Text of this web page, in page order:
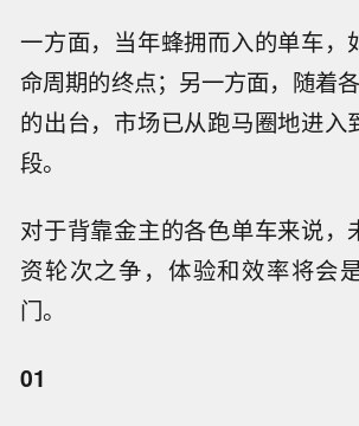
一方面，当年蜂拥而入的单车，
命周期的终点；另一方面，随着
的出台，市场已从跑马圈地进入
段。
对于背靠金主的各色单车来说，
资轮次之争，体验和效率将会
门。
01